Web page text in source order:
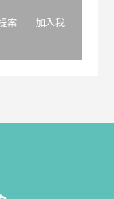
案
加入我